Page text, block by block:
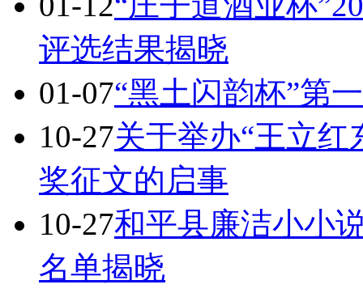
评选结果揭晓
01-07“黑土闪韵杯”第
10-27关于举办“王立
奖征文的启事
10-27和平县廉洁小小
名单揭晓